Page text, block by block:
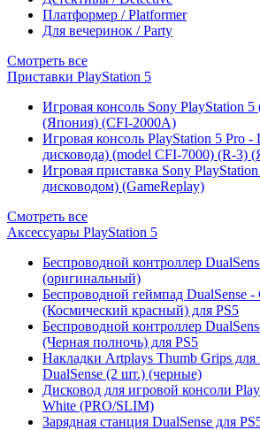
Платформер / Platformer
Для вечеринок / Party
Смотреть все
Приставки PlayStation 5
Игровая консоль Sony PlayStation
(Япония) (CFI-2000A)
Игровая консоль PlayStation 5 Pro -
дисковода) (model CFI-7000) (R-3)
Игровая приставка Sony
дисководом) (GameReplay)
Смотреть все
Аксессуары PlayStation 5
Беспроводной контроллер
(оригинальный)
Беспроводной геймпад DualSense -
(Космический красный) для PS5
Беспроводной контроллер
(Черная полночь) для PS5
Накладки Artplays Thumb Grips для
DualSense (2 шт.) (черные)
Дисковод для игровой консоли
White (PRO/SLIM)
Зарядная станция DualSense для